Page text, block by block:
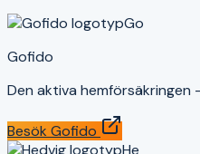
Go
Gofido
Den aktiva
Besök Gofido
He